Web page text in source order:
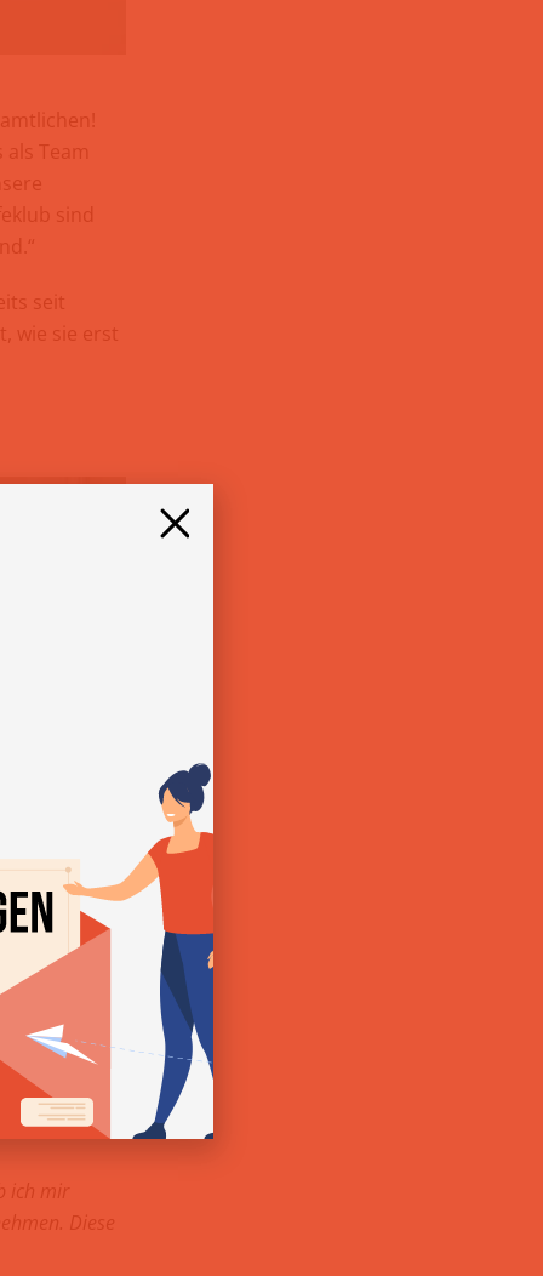
Team
sind
seit
wie sie erst
ich mir
Diese